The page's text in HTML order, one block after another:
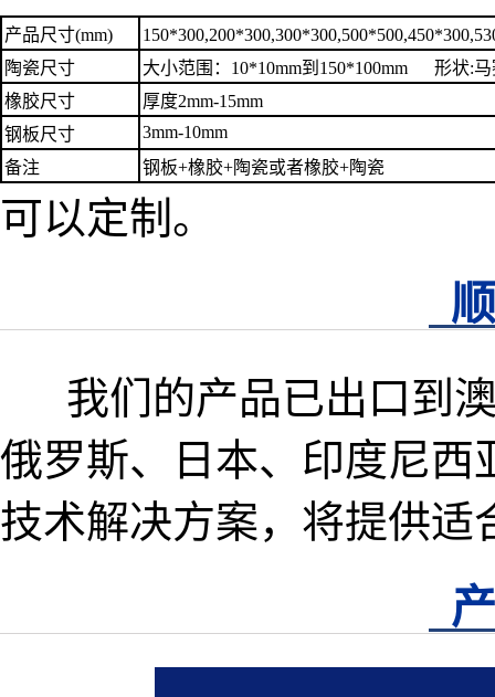
产品尺寸(mm)
陶瓷尺寸
大小范围：10*10mm到150*100mm 形状:
橡胶尺寸
厚度2mm-15mm
钢板尺寸
3mm-10mm
备注
钢板+橡胶+陶瓷或者橡胶+陶瓷
可以定制。
我们的产品已出口到澳
俄罗斯、日本、印度尼西
技术解决方案，将提供适